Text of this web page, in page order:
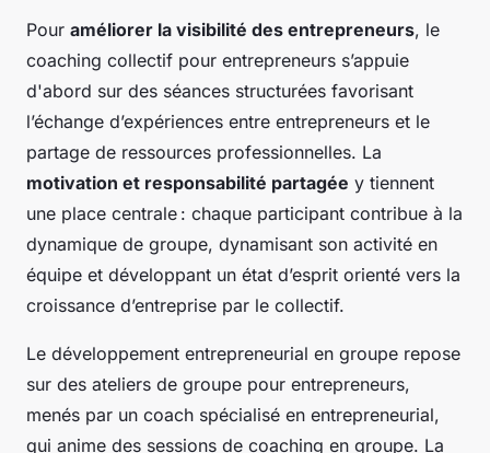
Pour améliorer la visibilité des entrepreneurs, le
coaching collectif pour entrepreneurs s’appuie
d'abord sur des séances structurées favorisant
l’échange d’expériences entre entrepreneurs et le
partage de ressources professionnelles. La
motivation et responsabilité partagée y tiennent
une place centrale : chaque participant contribue à la
dynamique de groupe, dynamisant son activité en
équipe et développant un état d’esprit orienté vers la
croissance d’entreprise par le collectif.
Le développement entrepreneurial en groupe repose
sur des ateliers de groupe pour entrepreneurs,
menés par un coach spécialisé en entrepreneurial,
qui anime des sessions de coaching en groupe. La